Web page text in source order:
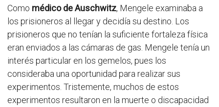
Como médico de Auschwitz, Mengele examinaba a
los prisioneros al llegar y decidía su destino. Los
prisioneros que no tenían la suficiente fortaleza física
eran enviados a las cámaras de gas. Mengele tenía un
interés particular en los gemelos, pues los
consideraba una oportunidad para realizar sus
experimentos. Tristemente, muchos de estos
experimentos resultaron en la muerte o discapacidad